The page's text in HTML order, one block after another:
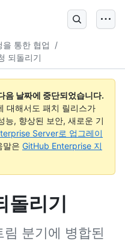
을 통한 협업
/
되돌리기
날짜에 중단되었습니다.
대해서도 패치 릴리스가
능, 향상된 보안, 새로운 기
Server로 업그레이
말은 GitHub Enterprise 지
돌리기
분기에 병합된